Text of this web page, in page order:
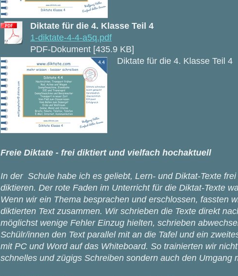
Diktate für die 4. Klasse Teil 4
1-diktate-4-4-a5q.pdf
PDF-Dokument [435.9 KB]
Diktate für die 4. Klasse Teil 4
Freie Diktate - frei diktiert und vielfach hochaktuell
In der Schule habe ich es geliebt, Lern- und Diktat-Texte
diktieren. Der rote Faden im Unterricht für die Diktat-Texte
Wenn wir ein Thema besprachen und erschlossen, fassten
diktierten Text zusammen. Wir schrieben die Texte direkt
möglichst wenige Fehler Einzug hielten, schrieben
Schülr/innen den Text parallel mit an die Tafel und ein
mit PC und Word auf das Whiteboard. So trainierten wir
schnelles und zügigs Schreiben sondern auch den Umgang